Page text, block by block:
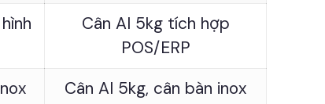
Cân AI 5kg tích hợp
POS/ERP
Cân AI 5kg, cân bàn inox